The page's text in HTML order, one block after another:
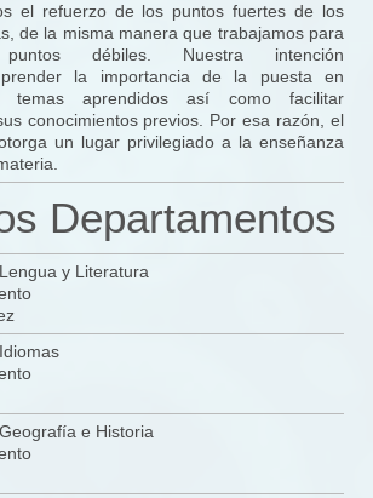
el refuerzo de los puntos fuertes de los
de la misma manera que trabajamos para
débiles. Nuestra intención
la importancia de la puesta en
aprendidos así como facilitar
conocimientos previos. Por esa razón, el
un lugar privilegiado a la enseñanza
Departamentos
y Literatura
e Historia